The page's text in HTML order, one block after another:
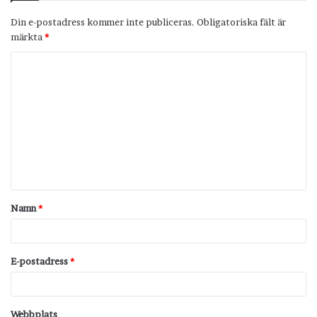
Din e-postadress kommer inte publiceras. Obligatoriska fält är
märkta *
t
a
Namn*
E-postadress*
Webbplats